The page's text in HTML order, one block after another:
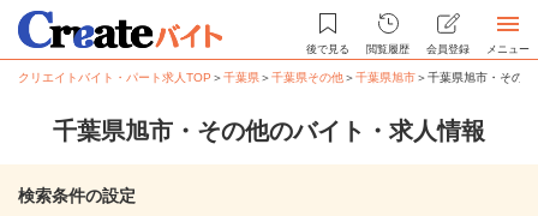
後で見る 閲覧履歴 会員登録 メニュー
クリエイトバイト・パート求人TOP ＞千葉県＞千葉県その他＞千葉県旭市＞千葉県旭市・その
千葉県旭市・その他のバイト・求人情報
検索条件の設定